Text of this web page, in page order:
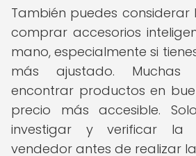
También puedes
comprar accesorios
mano, especialmente si
más ajustado. Muchas
encontrar productos en
precio más accesible.
investigar y verificar la
vendedor antes de realizar